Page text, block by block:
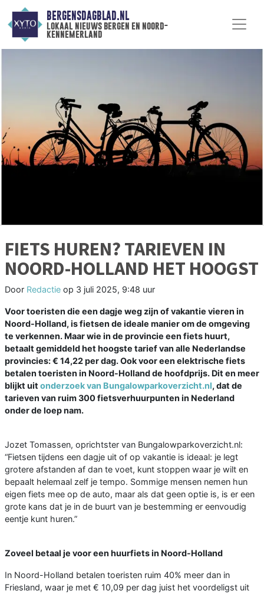
BERGENSDAGBLAD.NL
lokaal nieuws bergen en noord-
kennemerland
FIETS HUREN? TARIEVEN IN
NOORD-HOLLAND HET HOOGST
Door Redactie op 3 juli 2025, 9:48 uur
Voor toeristen die een dagje weg zijn of vakantie vieren in
Noord-Holland, is fietsen de ideale manier om de omgeving
te verkennen. Maar wie in de provincie een fiets huurt,
betaalt gemiddeld het hoogste tarief van alle Nederlandse
provincies: € 14,22 per dag. Ook voor een elektrische fiets
betalen toeristen in Noord-Holland de hoofdprijs. Dit en meer
blijkt uit onderzoek van Bungalowparkoverzicht.nl, dat de
tarieven van ruim 300 fietsverhuurpunten in Nederland
onder de loep nam.
Jozet Tomassen, oprichtster van Bungalowparkoverzicht.nl:
“Fietsen tijdens een dagje uit of op vakantie is ideaal: je legt
grotere afstanden af dan te voet, kunt stoppen waar je wilt en
bepaalt helemaal zelf je tempo. Sommige mensen nemen hun
eigen fiets mee op de auto, maar als dat geen optie is, is er een
grote kans dat je in de buurt van je bestemming er eenvoudig
eentje kunt huren.”
Zoveel betaal je voor een huurfiets in Noord-Holland
In Noord-Holland betalen toeristen ruim 40% meer dan in
Friesland, waar je met € 10,09 per dag juist het voordeligst uit